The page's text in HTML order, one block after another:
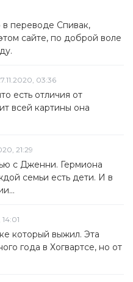
Глаза у меня
было целая куча.
ногами, в
но счастливые.
книжечку с
в
посмотрела на
оранжевый воздушный
к потолку. Это был
книгу 13 октября.
в переводе Спивак,
сайте, по доброй воле
03:36
есть отличия от
всей картины она
21:29
с Дженни. Гермиона
семьи есть дети. И в
который выжил. Эта
года в Хогвартсе, но от